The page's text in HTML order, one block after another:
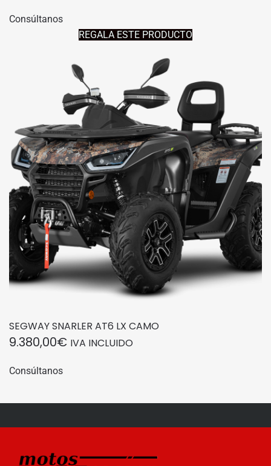
PRECIOS:
DESDE
8.180,00€
HASTA
10.270,00€
Consúltanosproducto
tiene
variantes.
opciones
se
pueden
elegir
en
la
página
de
producto
REGALA ESTE PRODUCTO
SEGWAY SNARLER AT6 LX CAMO
9.380,00€ IVA INCLUIDO
Consúltanos